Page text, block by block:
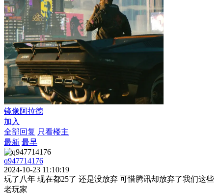
镜像阿拉德
加入
全部回复 只看楼主
最新 最早
q947714176
2024-10-23 11:10:19
玩了八年 现在都25了 还是没放弃 可惜腾讯却放弃了我们这些
老玩家